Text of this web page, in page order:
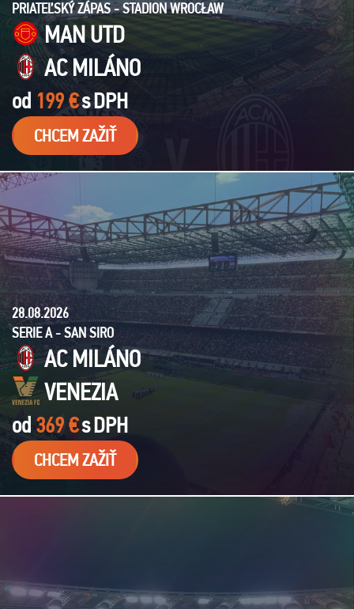
PRIATEĽSKÝ ZÁPAS - STADION WROCŁAW
MAN UTD
AC MILÁNO
od 199 €sDPH
CHCEM ZAŽIŤ
28.08.2026
SERIE A - SAN SIRO
AC MILÁNO
VENEZIA
od 369 €sDPH
CHCEM ZAŽIŤ